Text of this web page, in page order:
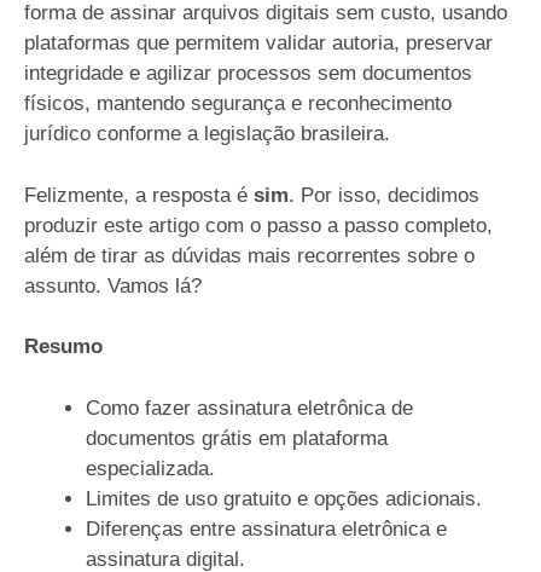
forma de assinar arquivos digitais sem custo, usando
plataformas que permitem validar autoria, preservar
integridade e agilizar processos sem documentos
físicos, mantendo segurança e reconhecimento
jurídico conforme a legislação brasileira.
Felizmente, a resposta é sim. Por isso, decidimos
produzir este artigo com o passo a passo completo,
além de tirar as dúvidas mais recorrentes sobre o
assunto. Vamos lá?
Resumo
Como fazer assinatura eletrônica de
documentos grátis em plataforma
especializada.
Limites de uso gratuito e opções adicionais.
Diferenças entre assinatura eletrônica e
assinatura digital.